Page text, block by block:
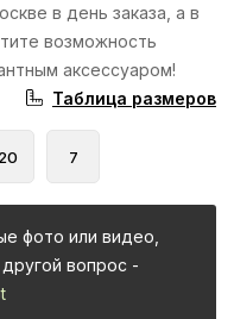
в день заказа, а в
возможность
аксессуаром!
Таблица размеров
20 7
фото или видео,
вопрос -